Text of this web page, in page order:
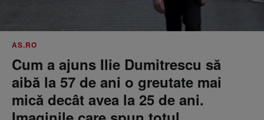
AS.RO
Cum a ajuns Ilie Dumitrescu să
aibă la 57 de ani o greutate mai
mică decât avea la 25 de ani.